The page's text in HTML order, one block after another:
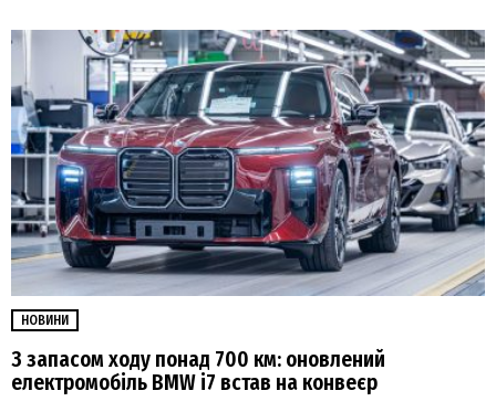
НОВИНИ
З запасом ходу понад 700 км: оновлений
електромобіль BMW i7 встав на конвеєр